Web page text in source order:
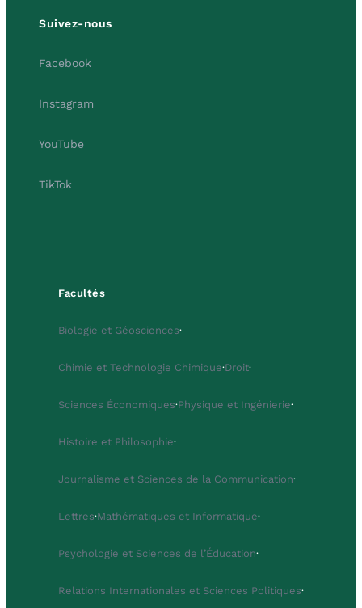
Suivez-nous
Facebook
Instagram
YouTube
TikTok
Facultés
Biologie et Géosciences·
Chimie et Technologie Chimique·Droit·
Sciences Économiques·Physique et Ingénierie·
Histoire et Philosophie·
Journalisme et Sciences de la Communication·
Lettres·Mathématiques et Informatique·
Psychologie et Sciences de l’Éducation·
Relations Internationales et Sciences Politiques·